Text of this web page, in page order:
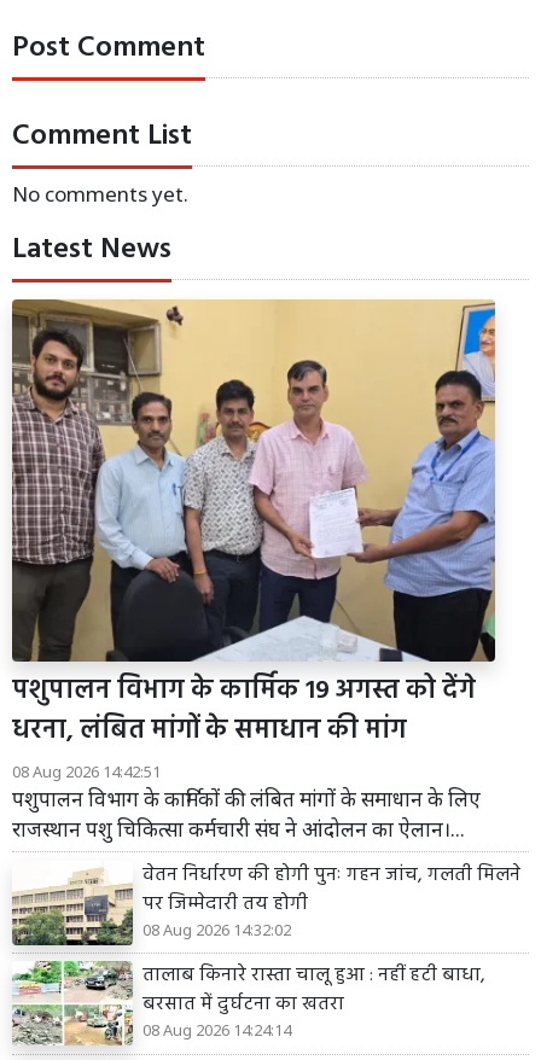
Post Comment
Comment List
No comments yet.
Latest News
पशुपालन विभाग के कार्मिक 19 अगस्त को देंगे
धरना, लंबित मांगों के समाधान की मांग
08 Aug 2026 14:42:51
पशुपालन विभाग के कार्मिकों की लंबित मांगों के समाधान के लिए
राजस्थान पशु चिकित्सा कर्मचारी संघ ने आंदोलन का ऐलान।...
वेतन निर्धारण की होगी पुनः गहन जांच, गलती मिलने
पर जिम्मेदारी तय होगी
08 Aug 2026 14:32:02
तालाब किनारे रास्ता चालू हुआ : नहीं हटी बाधा,
बरसात में दुर्घटना का खतरा
08 Aug 2026 14:24:14